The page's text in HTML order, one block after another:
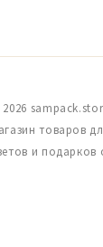
товаров
и подарков